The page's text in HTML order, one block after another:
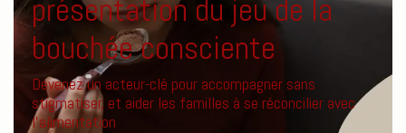
présentation du jeu de la
bouchée consciente
Devenez un acteur-clé pour accompagner sans
stigmatiser, et aider les familles à se réconcilier avec
l’alimentation